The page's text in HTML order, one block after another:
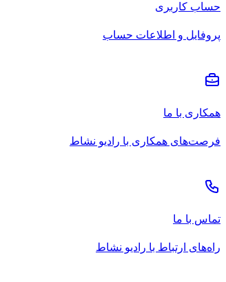
حساب کاربری
پروفایل و اطلاعات حساب
همکاری با ما
فرصت‌های همکاری با رادیو نشاط
تماس با ما
راه‌های ارتباط با رادیو نشاط